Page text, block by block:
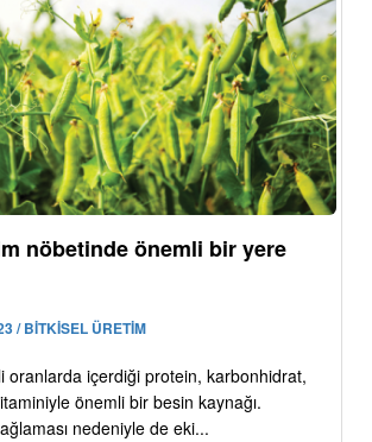
nöbetinde önemli bir yere
/ BİTKİSEL ÜRETİM
oranlarda içerdiği protein, karbonhidrat,
önemli bir besin kaynağı.
nedeniyle de eki...